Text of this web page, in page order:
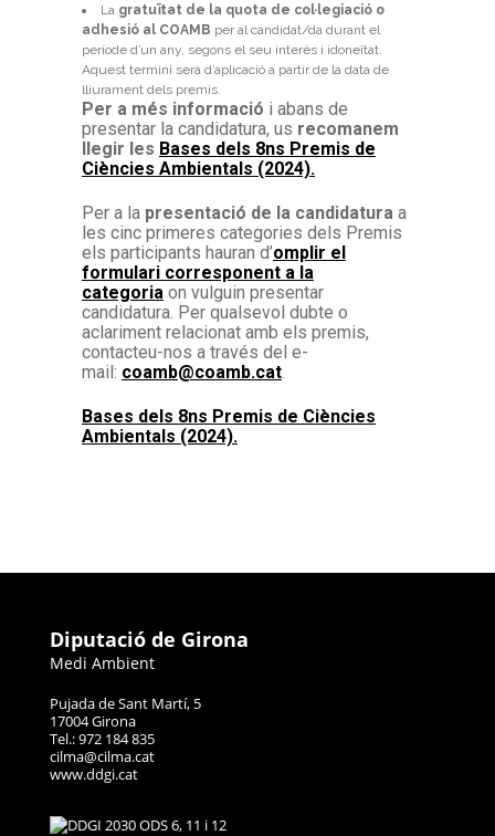
La gratuïtat de la quota de col·legiació o
adhesió al COAMB per al candidat/da durant el
període d’un any, segons el seu interès i idoneïtat.
Aquest termini serà d’aplicació a partir de la data de
lliurament dels premis.
Per a més informació i abans de
presentar la candidatura, us recomanem
llegir les Bases dels 8ns Premis de
Ciències Ambientals (2024).
Per a la presentació de la candidatura a
les cinc primeres categories dels Premis
els participants hauran d’omplir el
formulari corresponent a la
categoria on vulguin presentar
candidatura. Per qualsevol dubte o
aclariment relacionat amb els premis,
contacteu-nos a través del e-
mail: coamb@coamb.cat
Bases dels 8ns Premis de Ciències
Ambientals (2024).
Diputació de Girona
Medi Ambient
Pujada de Sant Martí, 5
17004 Girona
Tel.: 972 184 835
cilma@cilma.cat
www.ddgi.cat